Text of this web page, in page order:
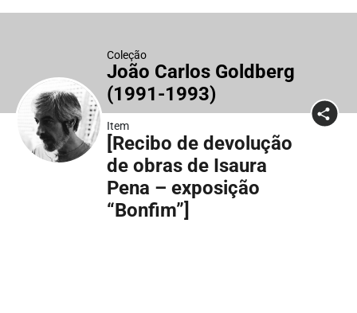
Coleção
João Carlos Goldberg
(1991-1993)
Item
[Recibo de devolução
de obras de Isaura
Pena – exposição
“Bonfim”]